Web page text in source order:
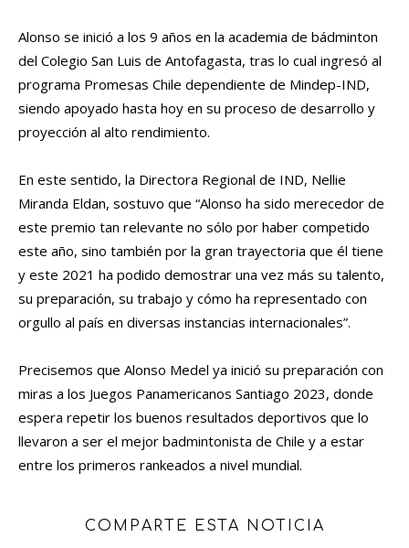
Alonso se inició a los 9 años en la academia de bádminton
del Colegio San Luis de Antofagasta, tras lo cual ingresó al
programa Promesas Chile dependiente de Mindep-IND,
siendo apoyado hasta hoy en su proceso de desarrollo y
proyección al alto rendimiento.
En este sentido, la Directora Regional de IND, Nellie
Miranda Eldan, sostuvo que “Alonso ha sido merecedor de
este premio tan relevante no sólo por haber competido
este año, sino también por la gran trayectoria que él tiene
y este 2021 ha podido demostrar una vez más su talento,
su preparación, su trabajo y cómo ha representado con
orgullo al país en diversas instancias internacionales”.
Precisemos que Alonso Medel ya inició su preparación con
miras a los Juegos Panamericanos Santiago 2023, donde
espera repetir los buenos resultados deportivos que lo
llevaron a ser el mejor badmintonista de Chile y a estar
entre los primeros rankeados a nivel mundial.
COMPARTE ESTA NOTICIA